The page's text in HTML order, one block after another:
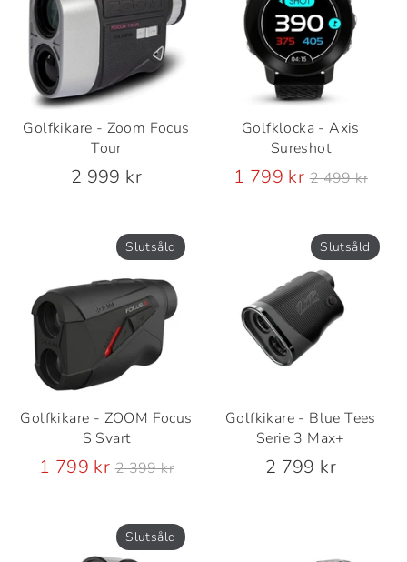
Golfkikare - Zoom Focus
Tour
2 999 kr
Golfklocka - Axis
Sureshot
1 799 krOrdinarie
2 499 kr
Golfkikare - ZOOM Focus
S Svart
1 799 krOrdinarie
2 399 kr
Slutsåld
Golfkikare - Blue Tees
Serie 3 Max+
2 799 kr
Slutsåld
Slutsåld